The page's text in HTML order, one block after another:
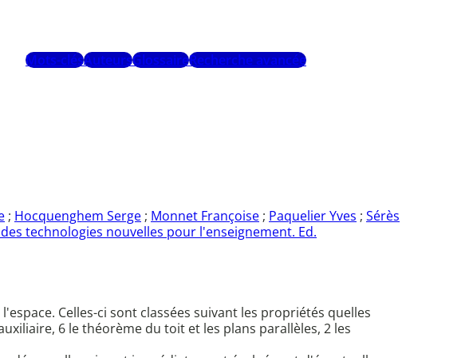
Mots-clésAuteursGlossaireRecherche avancée
; Hocquenghem Serge ; Monnet Françoise ; Paquelier Yves ; Sérès
technologies nouvelles pour l'enseignement. Ed.
Celles-ci sont classées suivant les propriétés quelles
6 le théorème du toit et les plans parallèles, 2 les